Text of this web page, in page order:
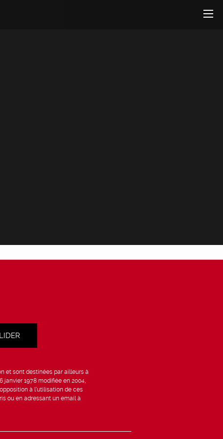
et sont destinées par ailleurs à
1978 modifiée en 2004,
à l’utilisation de ces
ou en adressant un email à